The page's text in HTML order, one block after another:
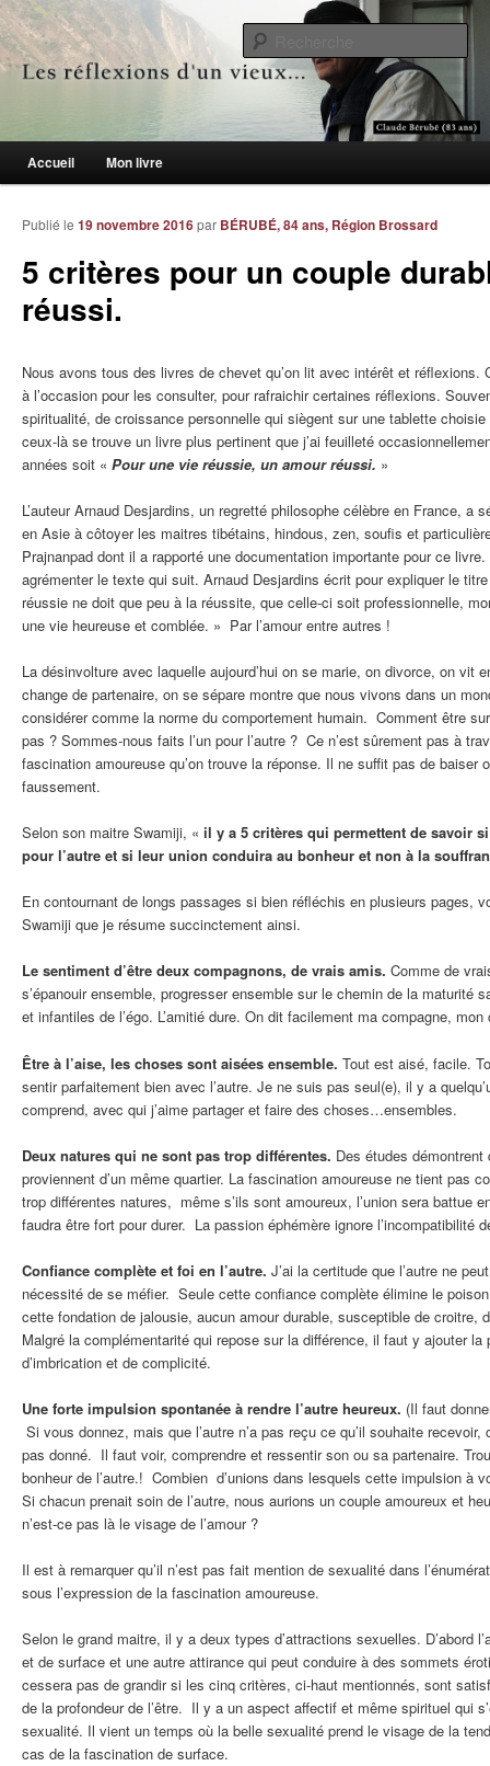
Les réflexions d'un vieux…
Le blogue des aînés de 65 ans et +
Menu principal
Aller au contenu principal
Aller au contenu secondaire
Accueil Mon livre
5 critères pour un couple
réussi.
Publié le 19 novembre 2016par BÉRUBÉ, 84 ans, Région Brossard
Nous avons tous des livres de chevet qu’on lit avec intérêt et réflexions.
à l’occasion pour les consulter, pour rafraichir certaines réflexions.
spiritualité, de croissance personnelle qui siègent sur une tablette
ceux-là se trouve un livre plus pertinent que j’ai feuilleté
années soit « Pour une vie réussie, un amour réussi. »
L’auteur Arnaud Desjardins, un regretté philosophe célèbre en France, a
en Asie à côtoyer les maitres tibétains, hindous, zen, soufis et
Prajnanpad dont il a rapporté une documentation importante pour ce
agrémenter le texte qui suit. Arnaud Desjardins écrit pour expliquer le
réussie ne doit que peu à la réussite, que celle-ci soit professionnelle,
une vie heureuse et comblée. » Par l’amour entre autres !
La désinvolture avec laquelle aujourd’hui on se marie, on divorce, on vit
change de partenaire, on se sépare montre que nous vivons dans un
considérer comme la norme du comportement humain. Comment être
pas ? Sommes-nous faits l’un pour l’autre ? Ce n’est sûrement pas à
fascination amoureuse qu’on trouve la réponse. Il ne suffit pas de baiser
faussement.
Selon son maitre Swamiji, « il y a 5 critères qui permettent de savoir
pour l’autre et si leur union conduira au bonheur et non à la
En contournant de longs passages si bien réfléchis en plusieurs pages,
Swamiji que je résume succinctement ainsi.
Le sentiment d’être deux compagnons, de vrais amis. Comme de
s’épanouir ensemble, progresser ensemble sur le chemin de la maturité
et infantiles de l’égo. L’amitié dure. On dit facilement ma compagne, mon
Être à l’aise, les choses sont aisées ensemble. Tout est aisé, facile.
sentir parfaitement bien avec l’autre. Je ne suis pas seul(e), il y a
comprend, avec qui j’aime partager et faire des choses…ensembles.
Deux natures qui ne sont pas trop différentes. Des études
proviennent d’un même quartier. La fascination amoureuse ne tient pas
trop différentes natures, même s’ils sont amoureux, l’union sera battue
faudra être fort pour durer. La passion éphémère ignore l’incompatibilité
Confiance complète et foi en l’autre. J’ai la certitude que l’autre ne
nécessité de se méfier. Seule cette confiance complète élimine le
cette fondation de jalousie, aucun amour durable, susceptible de croitre,
Malgré la complémentarité qui repose sur la différence, il faut y ajouter la
d’imbrication et de complicité.
Une forte impulsion spontanée à rendre l’autre heureux. (Il faut
Si vous donnez, mais que l’autre n’a pas reçu ce qu’il souhaite recevoir,
pas donné. Il faut voir, comprendre et ressentir son ou sa partenaire.
bonheur de l’autre.! Combien d’unions dans lesquels cette impulsion à
Si chacun prenait soin de l’autre, nous aurions un couple amoureux et
n’est-ce pas là le visage de l’amour ?
Il est à remarquer qu’il n’est pas fait mention de sexualité dans
sous l’expression de la fascination amoureuse.
Selon le grand maitre, il y a deux types d’attractions sexuelles. D’abord
et de surface et une autre attirance qui peut conduire à des sommets
cessera pas de grandir si les cinq critères, ci-haut mentionnés, sont
de la profondeur de l’être. Il y a un aspect affectif et même spirituel qui
sexualité. Il vient un temps où la belle sexualité prend le visage de la
cas de la fascination de surface.